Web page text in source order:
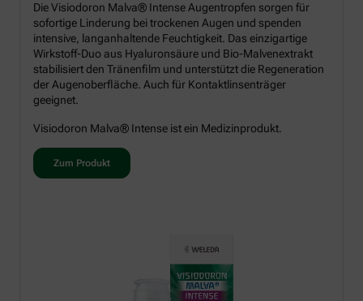
Die Visiodoron Malva® Intense Augentropfen sorgen für
sofortige Linderung bei trockenen Augen und spenden
intensive, langanhaltende Feuchtigkeit. Das einzigartige
Wirkstoff-Duo aus Hyaluronsäure und Bio-Malvenextrakt
stabilisiert den Tränenfilm und unterstützt die Regeneration
der Augenoberfläche. Auch für Kontaktlinsenträger
geeignet.
Visiodoron Malva® Intense ist ein Medizinprodukt.
Zum Produkt